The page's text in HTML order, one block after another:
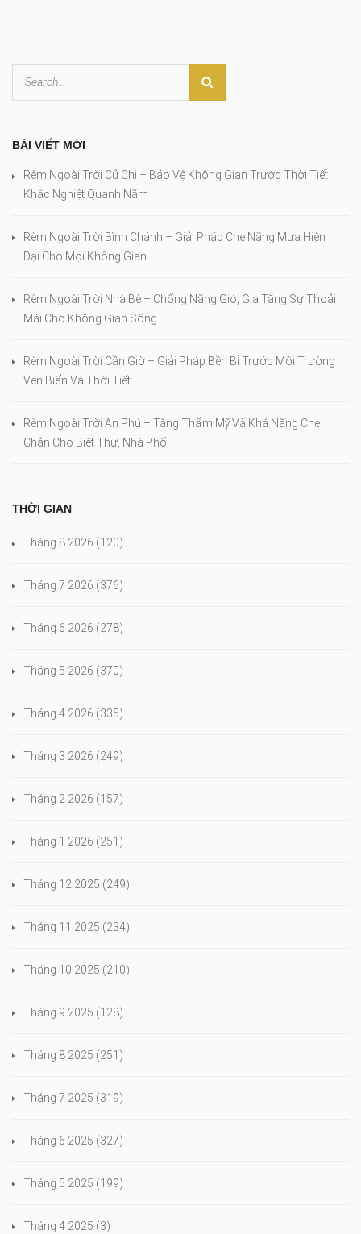
BÀI VIẾT MỚI
Rèm Ngoài Trời Củ Chi – Bảo Vệ Không Gian Trước Thời Tiết
Khắc Nghiệt Quanh Năm
Rèm Ngoài Trời Bình Chánh – Giải Pháp Che Nắng Mưa Hiện
Đại Cho Mọi Không Gian
Rèm Ngoài Trời Nhà Bè – Chống Nắng Gió, Gia Tăng Sự Thoải
Mái Cho Không Gian Sống
Rèm Ngoài Trời Cần Giờ – Giải Pháp Bền Bỉ Trước Môi Trường
Ven Biển Và Thời Tiết
Rèm Ngoài Trời An Phú – Tăng Thẩm Mỹ Và Khả Năng Che
Chắn Cho Biệt Thự, Nhà Phố
THỜI GIAN
Tháng 8 2026 (120)
Tháng 7 2026 (376)
Tháng 6 2026 (278)
Tháng 5 2026 (370)
Tháng 4 2026 (335)
Tháng 3 2026 (249)
Tháng 2 2026 (157)
Tháng 1 2026 (251)
Tháng 12 2025 (249)
Tháng 11 2025 (234)
Tháng 10 2025 (210)
Tháng 9 2025 (128)
Tháng 8 2025 (251)
Tháng 7 2025 (319)
Tháng 6 2025 (327)
Tháng 5 2025 (199)
Tháng 4 2025 (3)